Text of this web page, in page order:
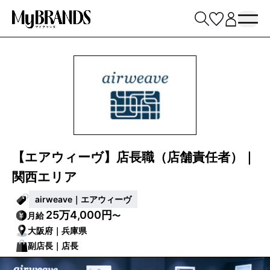
【エアウィーヴ】店長職（店舗責任者）｜
関西エリア
airweave｜エアウィーヴ
月給25万4,000円〜
大阪府｜兵庫県
副店長｜店長